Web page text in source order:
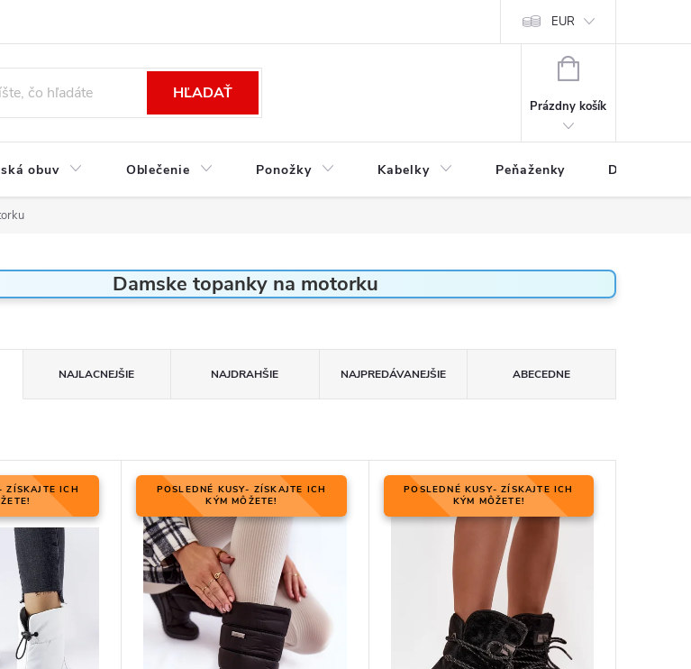
Podmienky ochrany osobných údajov
EUR
HĽADAŤ
NÁKUPNÝ
Prázdny košík
obuv Oblečenie Ponožky Kabelky Peňaženky Drogéria
Damske topanky na motorku
NAJLACNEJŠIE NAJDRAHŠIE NAJPREDÁVANEJŠIE ABECEDNE
ZÍSKAJTE ICH
POSLEDNÉ KUSY- ZÍSKAJTE ICH
KÝM MÔŽETE!
POSLEDNÉ KUSY- ZÍSKAJTE ICH
KÝM MÔŽETE!